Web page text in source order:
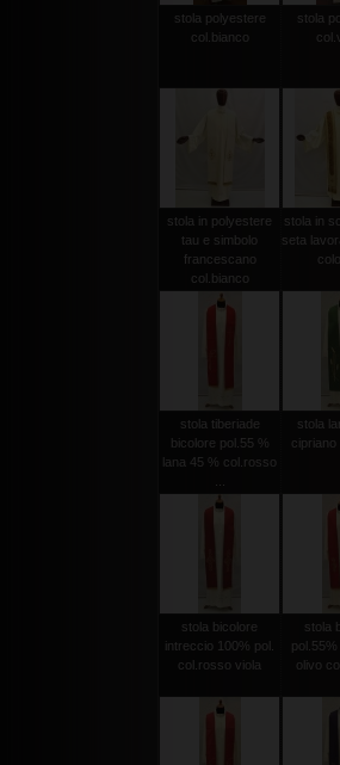
stola polyestere
col.bianco
stola
stola in polyestere
tau e simbolo
francescano
col.bianco
stola in
seta
stola tiberiade
bicolore pol.55 %
lana 45 % col.rosso
stola
stola bicolore
intreccio 100% pol.
col.rosso viola
stola
olivo